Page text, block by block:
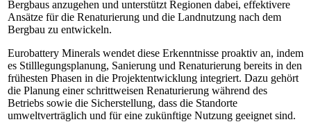
Bergbaus anzugehen und unterstützt Regionen dabei, effektivere
Ansätze für die Renaturierung und die Landnutzung nach dem
Bergbau zu entwickeln.
Eurobattery Minerals wendet diese Erkenntnisse proaktiv an, indem
es Stilllegungsplanung, Sanierung und Renaturierung bereits in den
frühesten Phasen in die Projektentwicklung integriert. Dazu gehört
die Planung einer schrittweisen Renaturierung während des
Betriebs sowie die Sicherstellung, dass die Standorte
umweltverträglich und für eine zukünftige Nutzung geeignet sind.